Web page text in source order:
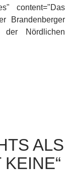
content="Das
Brandenberger
Nördlichen
ALS